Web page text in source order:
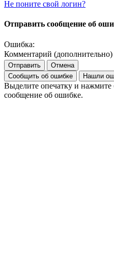
Не поните свой логин?
Отправить сообщение об
Ошибка:
Комментарий (дополнительно)
Отправить
Отмена
Сообщить об ошибке
Нашли
Выделите опечатку и нажмите
сообщение об ошибке.